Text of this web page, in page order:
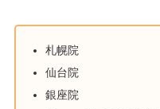
札幌院
仙台院
銀座院